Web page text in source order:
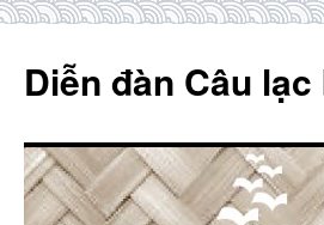
content
Diễn đàn Câu